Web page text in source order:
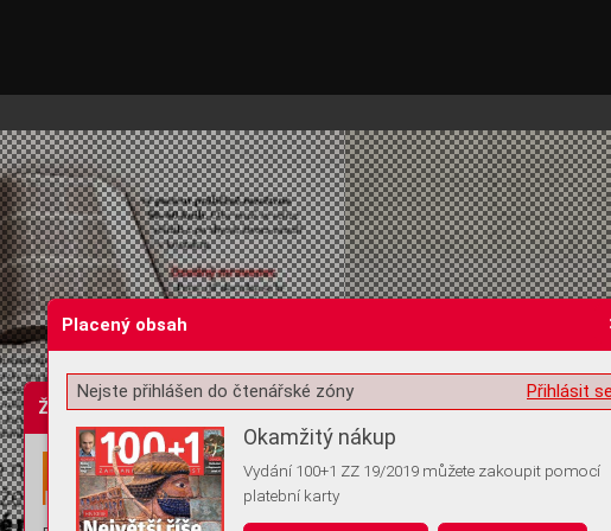
Žádost o souhlas s ukládáním volitelných informací
Placený obsah
Přihlásit
Nejste přihlášen do čtenářské zóny
Okamžitý nákup
Vydání 100+1 ZZ 19/2019 můžete zakoupit pomocí
platební karty